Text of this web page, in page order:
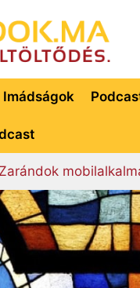
Imádságok
Zarándok